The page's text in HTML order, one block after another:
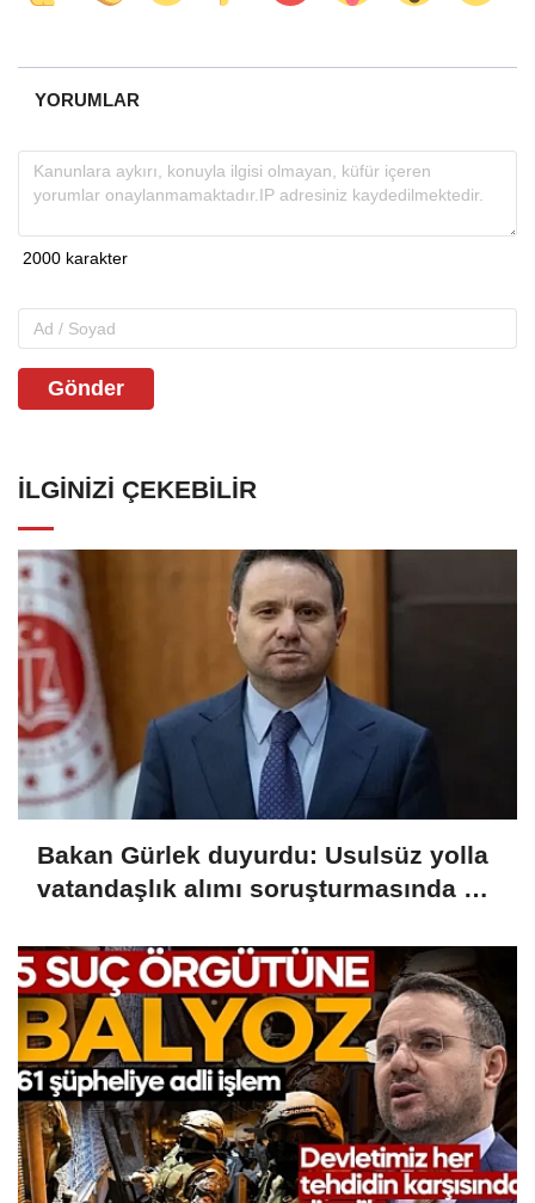
YORUMLAR
Gönder
İLGINIZI ÇEKEBILIR
Bakan Gürlek duyurdu: Usulsüz yolla
vatandaşlık alımı soruşturmasında 72